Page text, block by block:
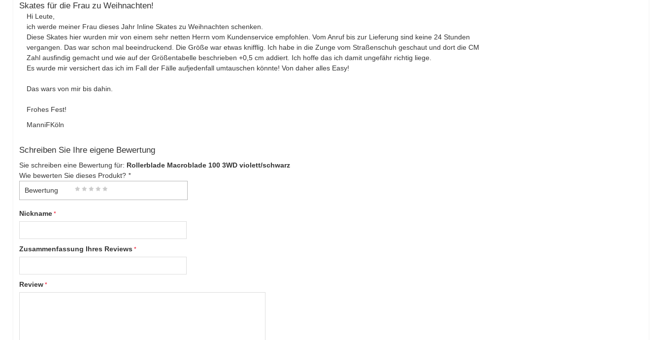
Skates für die Frau zu Weihnachten!
Hi Leute,
ich werde meiner Frau dieses Jahr Inline Skates zu Weihnachten schenken.
Diese Skates hier wurden mir von einem sehr netten Herrn vom Kundenservice empfohlen. Vom Anruf bis zur Lieferung sind keine 24 Stunden
vergangen. Das war schon mal beeindruckend. Die Größe war etwas knifflig. Ich habe in die Zunge vom Straßenschuh geschaut und dort die CM
Zahl ausfindig gemacht und wie auf der Größentabelle beschrieben +0,5 cm addiert. Ich hoffe das ich damit ungefähr richtig liege.
Es wurde mir versichert das ich im Fall der Fälle aufjedenfall umtauschen könnte! Von daher alles Easy!
Das wars von mir bis dahin.
Frohes Fest!
ManniFKöln
Schreiben Sie Ihre eigene Bewertung
Sie schreiben eine Bewertung für: Rollerblade Macroblade 100 3WD violett/schwarz
Wie bewerten Sie dieses Produkt? *
Bewertung
Nickname
Zusammenfassung Ihres Reviews
Review